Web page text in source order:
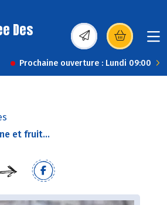
Des
(s’ouvre dans une
Prochaine ouverture : Lundi 09:00
et fruit...